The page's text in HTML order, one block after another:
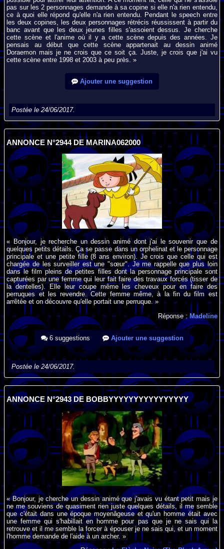
pas sur les 2 personnages demande à sa copine si elle n'a rien entendu,
ce à quoi elle répond qu'elle n'a rien entendu. Pendant le speech entre
les deux copines, les deux personnages rétrécis réussissent à partir du
banc avant que les deux jeunes filles s'assoient dessus. Je cherche
cette scène et l'anime où il y a cette scène depuis des années. Je
pensais au début que cette scène appartenait au dessin animé
Doraemon mais je ne crois que ce soit ça. Juste, je crois que j'ai vu
cette scène entre 1998 et 2003 à peu près. »
Ajouter une suggestion
Postée le 24/06/2017.
ANNONCE N°2944 DE MARINA062000
« Bonjour, je recherche un dessin animé dont j'ai le souvenir que de
quelques petits détails. Ça se passe dans un orphelinat et le personnage
principale et une petite fille (8 ans environ). Je crois que celle qui est
chargée de les surveiller est une "sœur". Je me rappelle que plus loin
dans le film pleins de petites filles dont la personnage principale sont
capturées par une femme qui leur fait faire des travaux forcés (tisser de
la dentelles). Elle leur coupe même les cheveux pour en faire des
perruques et les revendre. Cette femme même, à la fin du film est
arrêtée et on découvre qu'elle portait une perruque. »
Réponse :Madeline
6 suggestions Ajouter une suggestion
Postée le 24/06/2017.
ANNONCE N°2943 DE BOBBYYYYYYYYYYYYYYYY
« Bonjour, je cherche un dessin animé que j'avais vu étant petit mais je
ne me souviens de quasiment rien juste quelques détails, il me semble
que c'était dans une époque moyenâgeuse et qu'un homme était avec
une femme qui s'habillait en homme pour pas que je ne sais qui la
retrouve et il me semble la forcer à épouser je ne sais qui, et un moment
l'homme demande de l'aide à un archer. »